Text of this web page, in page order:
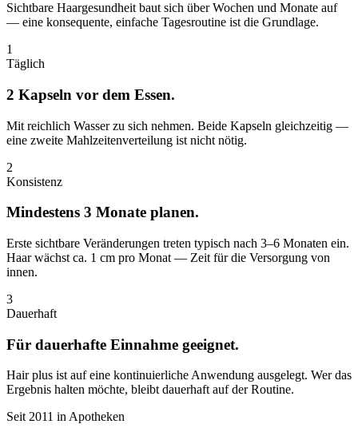
Sichtbare Haargesundheit baut sich über Wochen und Monate auf
— eine konsequente, einfache Tagesroutine ist die Grundlage.
1
Täglich
2 Kapseln vor dem Essen.
Mit reichlich Wasser zu sich nehmen. Beide Kapseln gleichzeitig —
eine zweite Mahlzeitenverteilung ist nicht nötig.
2
Konsistenz
Mindestens 3 Monate planen.
Erste sichtbare Veränderungen treten typisch nach 3–6 Monaten ein.
Haar wächst ca. 1 cm pro Monat — Zeit für die Versorgung von
innen.
3
Dauerhaft
Für dauerhafte Einnahme geeignet.
Hair plus ist auf eine kontinuierliche Anwendung ausgelegt. Wer das
Ergebnis halten möchte, bleibt dauerhaft auf der Routine.
Seit 2011 in Apotheken